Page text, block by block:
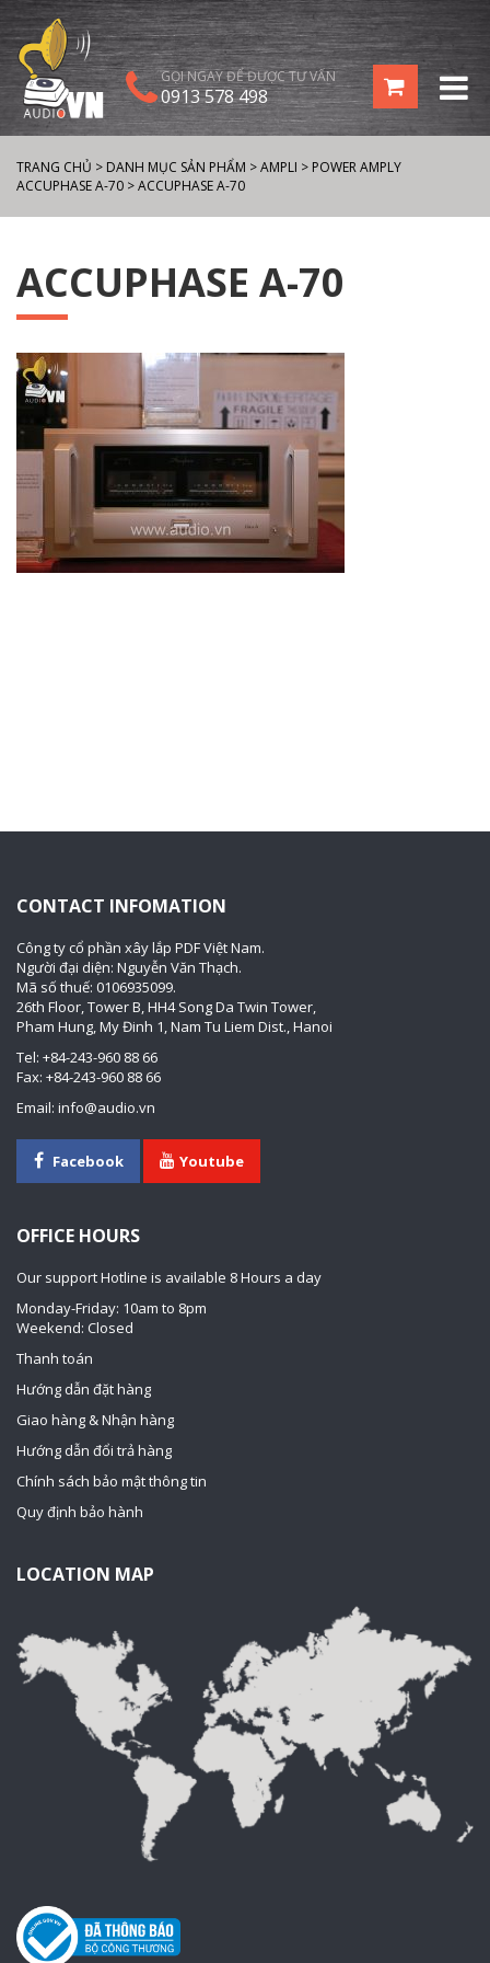
GỌI NGAY ĐỂ ĐƯỢC TƯ VẤN
0913 578 498
TRANG CHỦ > DANH MỤC SẢN PHẨM >AMPLI > POWER AMPLY
ACCUPHASE A-70 >ACCUPHASE A-70
ACCUPHASE A-70
CONTACT INFOMATION
Công ty cổ phần xây lắp PDF Việt Nam.
Người đại diện: Nguyễn Văn Thạch.
Mã số thuế: 0106935099.
26th Floor, Tower B, HH4 Song Da Twin Tower,
Pham Hung, My Đinh 1, Nam Tu Liem Dist., Hanoi
Tel: +84-243-960 88 66
Fax: +84-243-960 88 66
Email: info@audio.vn
Facebook Youtube
OFFICE HOURS
Our support Hotline is available 8 Hours a day
Monday-Friday: 10am to 8pm
Weekend: Closed
Thanh toán
Hướng dẫn đặt hàng
Giao hàng & Nhận hàng
Hướng dẫn đổi trả hàng
Chính sách bảo mật thông tin
Quy định bảo hành
LOCATION MAP